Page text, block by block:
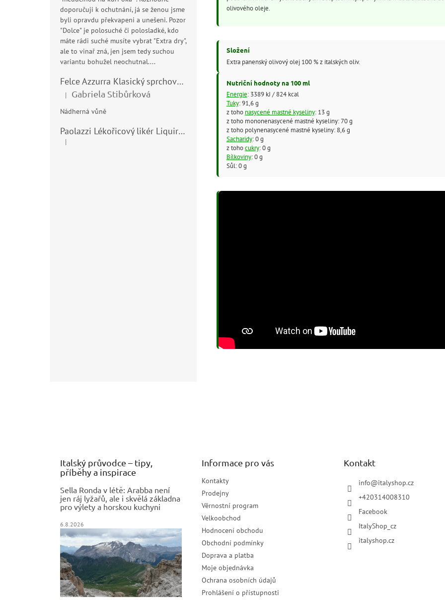
doporučuji k ochutnání, já se ženou jsme
byli opravdu překvapeni a unešeni. Pozor
"Dolce" je polosuché či polosladké, kdo
máte rádi suché musíte vybrat "Extra dry",
ale to vinař zná, jen jsem tedy suchou
variantu bohužel neochutnal....
Felce Azzurra Klasický sprchový gel - doccia gel 400ml
Hodnocení produktu je 5 z 5 hvězdiček.
| Gabriela Stibůrková
Nádherná vůně
Paolazzi Lékořicový likér Liquirizia 24% 0,7L
Hodnocení produktu je 5 z 5 hvězdiček.
|
olivového oleje.
Složení
Extra panenský olivový olej 100 % z italských oliv.
Nutriční hodnoty na 100 ml
Energie: 3389 kJ / 824 kcal
Tuky: 91,6 g
z toho nasycené mastné kyseliny: 13 g
z toho mononenasycené mastné kyseliny: 70 g
z toho polynenasycené mastné kyseliny: 8,6 g
Sacharidy: 0 g
z tohocukry: 0 g
Bílkoviny: 0 g
Sůl: 0 g
Italský průvodce – tipy,
příběhy a inspirace
Sella Ronda v létě: Arabba není
jen ráj lyžařů, ale i skvělá základna
pro výlety a horskou kuchyni
6.8.2026
Informace pro vás
Kontakty
Prodejny
Věrnostní program
Velkoobchod
Hodnocení obchodu
Obchodní podmínky
Doprava a platba
Moje objednávka
Ochrana osobních údajů
Prohlášení o přístupnosti
Kontakt
info@italyshop.cz
+420314008310
Facebook
ItalyShop_cz
italyshop.cz